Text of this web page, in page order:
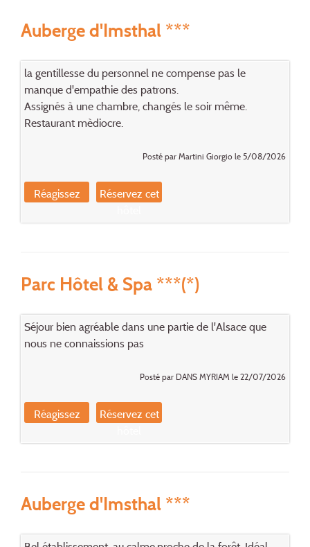
Auberge d'Imsthal ***
la gentillesse du personnel ne compense pas le
manque d'empathie des patrons.
Assignés à une chambre, changés le soir même.
Restaurant mèdiocre.
Posté par Martini Giorgio le 5/08/2026
Réagissez
Réservez cet
Parc Hôtel & Spa ***(*)
Séjour bien agréable dans une partie de l'Alsace que
nous ne connaissions pas
Posté par DANS MYRIAM le 22/07/2026
Réagissez
Réservez cet
Auberge d'Imsthal ***